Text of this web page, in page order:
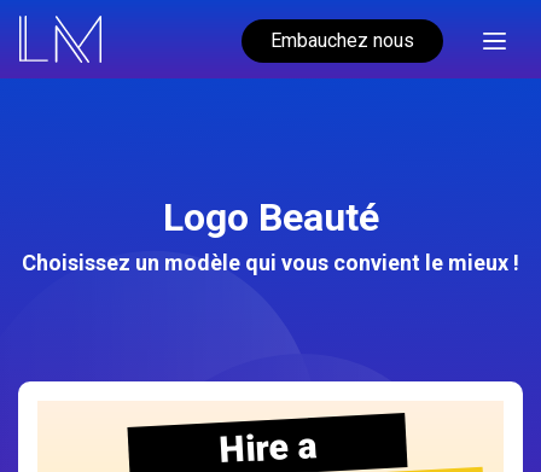
Embauchez nous
Logo Beauté
Choisissez un modèle qui vous convient le mieux !
Hire a